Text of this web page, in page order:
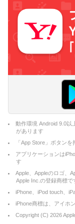
動作環境 Android 9.0
があります
「App Store」ボタン
アプリケーションは
す
Apple、Appleのロゴ、
Apple Inc.の登録商標で
iPhone、iPod touch、
iPhone商標は、アイホ
Copyright (C) 2026